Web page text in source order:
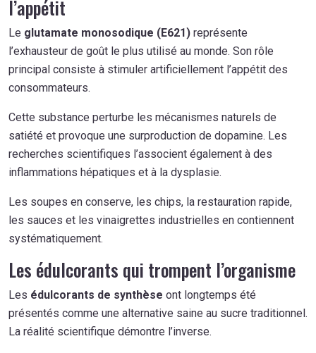
l’appétit
Le glutamate monosodique (E621) représente
l’exhausteur de goût le plus utilisé au monde. Son rôle
principal consiste à stimuler artificiellement l’appétit des
consommateurs.
Cette substance perturbe les mécanismes naturels de
satiété et provoque une surproduction de dopamine. Les
recherches scientifiques l’associent également à des
inflammations hépatiques et à la dysplasie.
Les soupes en conserve, les chips, la restauration rapide,
les sauces et les vinaigrettes industrielles en contiennent
systématiquement.
Les édulcorants qui trompent l’organisme
Les édulcorants de synthèse ont longtemps été
présentés comme une alternative saine au sucre traditionnel.
La réalité scientifique démontre l’inverse.